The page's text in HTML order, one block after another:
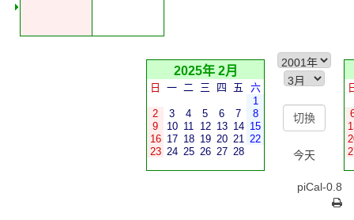
2025年 2月
日 一 二 三 四 五
六
1
2
3 4 5 6 7
8
9
10 11 12 13 14 15
16 17 18 19 20 21 22
23 24 25 26 27 28 今天
piCal-0.8